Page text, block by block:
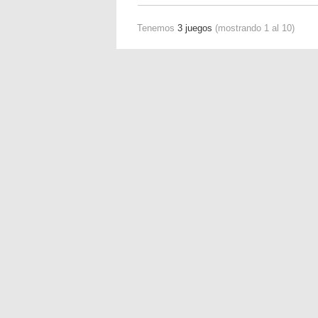
Tenemos 3 juegos (mostrando 1 al 10)